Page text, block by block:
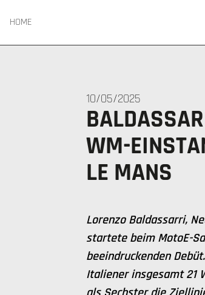
HOME
10/05/2025
WM-
LE MANS
Lorenzo Baldassarri,
startete beim MotoE-
beeindruckenden
Italiener insgesamt 21